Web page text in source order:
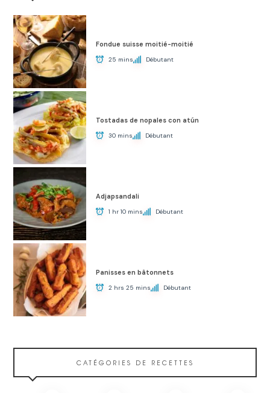
Fondue suisse moitié-moitié
25 mins Débutant
Tostadas de nopales con atún
30 mins Débutant
Adjapsandali
1 hr 10 mins Débutant
Panisses en bâtonnets
2 hrs 25 mins Débutant
CATÉGORIES DE RECETTES